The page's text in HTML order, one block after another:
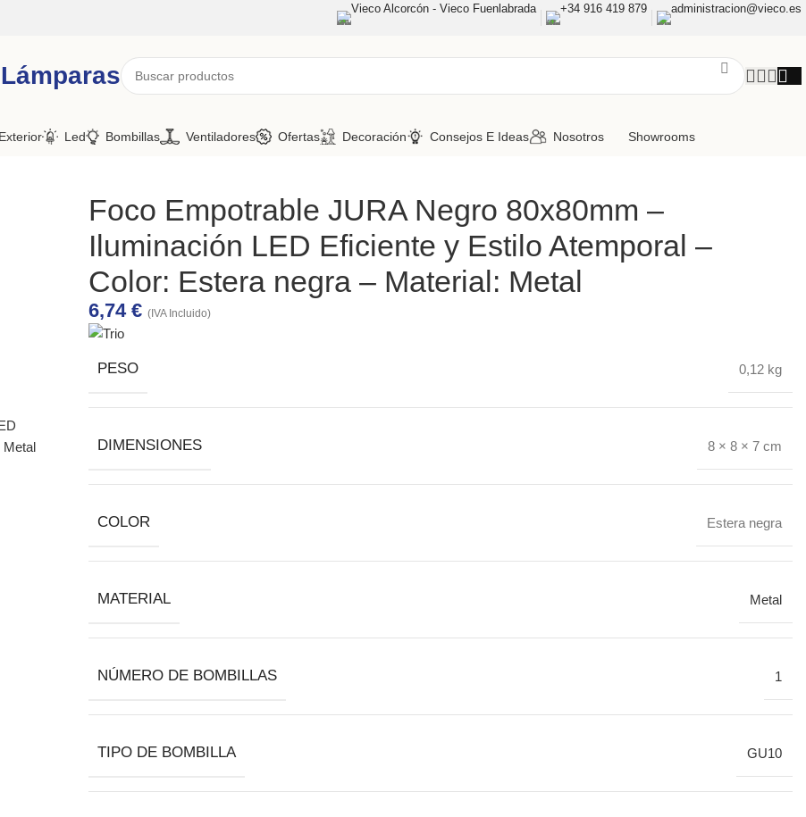
Vieco Alcorcón - Vieco Fuenlabrada +34 916 419 879 administracion@vieco.es
Led Bombillas Ventiladores Ofertas Decoración Consejos E Ideas Nosotros Showrooms
Foco Empotrable JURA Negro 80x80mm –
Iluminación LED Eficiente y Estilo Atemporal –
Color: Estera negra – Material: Metal
6,74 € (IVA Incluido)
PESO 0,12 kg
DIMENSIONES 8 × 8 × 7 cm
COLOR Estera negra
MATERIAL Metal
NÚMERO DE BOMBILLAS 1
TIPO DE BOMBILLA GU10